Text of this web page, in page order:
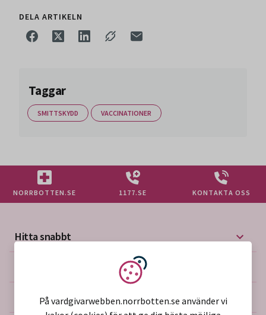
DELA ARTIKELN
Taggar
SMITTSKYDD VACCINATIONER
NORRBOTTEN.SE 1177.SE KONTAKTA OSS
Hitta snabbt
Mer på vårdgivarwebben
Om webbplatsen
Vi använder kakor
På vardgivarwebben.norrbotten.se använder vi